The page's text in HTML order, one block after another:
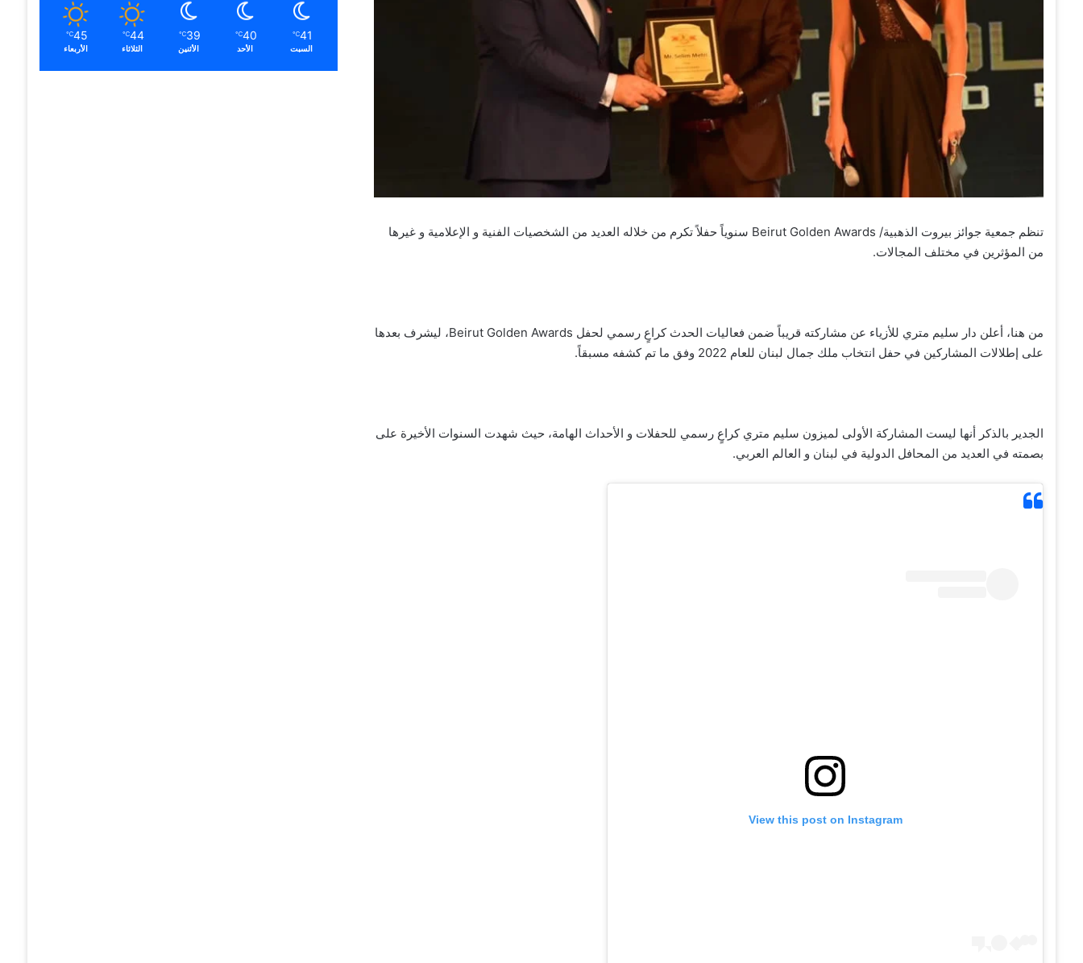
تنظم جمعية جوائز بيروت الذهبية/ Beirut Golden Awards سنوياً حفلاً تكرم من خلاله العديد من الشخصيات الفنية و الإعلامية و غيرها
من المؤثرين في مختلف المجالات.
من هنا، أعلن دار سليم متري للأزياء عن مشاركته قريباً ضمن فعاليات الحدث كراعٍ رسمي لحفل Beirut Golden Awards، ليشرف بعدها
على إطلالات المشاركين في حفل انتخاب ملك جمال لبنان للعام 2022 وفق ما تم كشفه مسبقاً.
الجدير بالذكر أنها ليست المشاركة الأولى لميزون سليم متري كراعٍ رسمي للحفلات و الأحداث الهامة، حيث شهدت السنوات الأخيرة على
بصمته في العديد من المحافل الدولية في لبنان و العالم العربي.
View this post on Instagram
41
℃
السبت
40
℃
الأحد
39
℃
الأثنين
44
℃
الثلاثاء
45
℃
الأربعاء